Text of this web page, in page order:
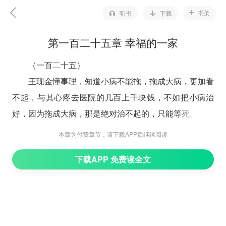
听书 下载 书架
第一百二十五章 幸福的一家
（一百二十五）
王现金懂事理，知道小病不能拖，拖成大病，更加看
不起，与其心疼去医院的几百上千块钱，不如把小病治
好，因为拖成大病，那是绝对治不起的，只能等死。
何彩霞看到老公如此坚持，只好同意去医院。她深情
那么累，不就是图生病的时候有人紧张有人关爱吗?
本章为付费章节，请下载APP后继续阅读
下载APP 免费读全文